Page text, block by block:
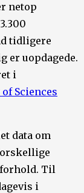
netop
tidligere
er uopdagede.
i
Sciences
data om
Til
i